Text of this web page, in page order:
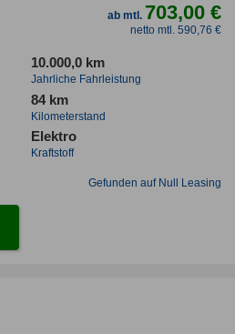
ab mtl. 703,00 €
netto mtl. 590,76 €
10.000,0 km
Jahrliche Fahrleistung
84 km
Kilometerstand
Elektro
Kraftstoff
Gefunden auf Null Leasing